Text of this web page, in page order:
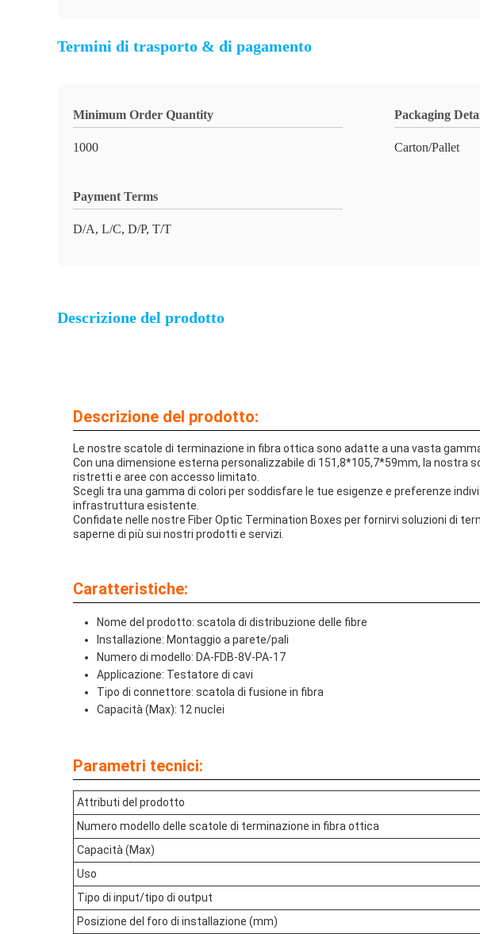
Termini di trasporto & di pagamento
Minimum Order Quantity
1000
Packaging
Carton/Pallet
Payment Terms
D/A, L/C, D/P, T/T
Descrizione del prodotto
Descrizione del prodotto:
Le nostre scatole di terminazione in fibra ottica sono adatte a una vasta
Con una dimensione esterna personalizzabile di 151,8*105,7*59mm, la
ristretti e aree con accesso limitato.
Scegli tra una gamma di colori per soddisfare le tue esigenze e preferenze
infrastruttura esistente.
Confidate nelle nostre Fiber Optic Termination Boxes per fornirvi soluzioni di
saperne di più sui nostri prodotti e servizi.
Caratteristiche:
Nome del prodotto: scatola di distribuzione delle fibre
Installazione: Montaggio a parete/pali
Numero di modello: DA-FDB-8V-PA-17
Applicazione: Testatore di cavi
Tipo di connettore: scatola di fusione in fibra
Capacità (Max): 12 nuclei
Parametri tecnici:
Attributi del prodotto
Numero modello delle scatole di terminazione in fibra ottica
Capacità (Max)
Uso
Tipo di input/tipo di output
Posizione del foro di installazione (mm)